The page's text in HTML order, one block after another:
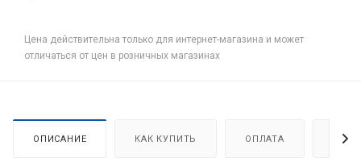
Цена действительна только для интернет-магазина и может
отличаться от цен в розничных магазинах
ОПИСАНИЕ КАК КУПИТЬ ОПЛАТА